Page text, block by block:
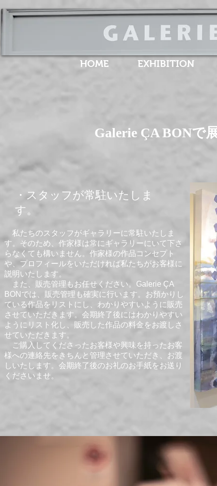
HOME EXHIBITION
​・スタッフが常駐いたしま
す。
私たちのスタッフがギャラリーに常駐いたしま
す。そのため、作家様は常にギャラリーにいて下さ
らなくても構いません。作家様の作品コンセプト
や、プロフィールをいただければ私たちがお客様に
説明いたします。
また、
販売管理もお任せください。Galerie ÇA
BONでは、販売管理も確実に行います。
お預かりし
ている作品をリストにし、わかりやすいように販売
させていただきます。会期終了後にはわかりやすい
ようにリスト化し、販売した作品の料金をお渡しさ
せていただきます。
ご購入してくださったお客様や興味を持ったお客
様への連絡先をきちんと管理させていただき、お渡
しいたします。会期終了後のお礼のお手紙をお送り
くださいませ。
​Galerie ÇA BONで